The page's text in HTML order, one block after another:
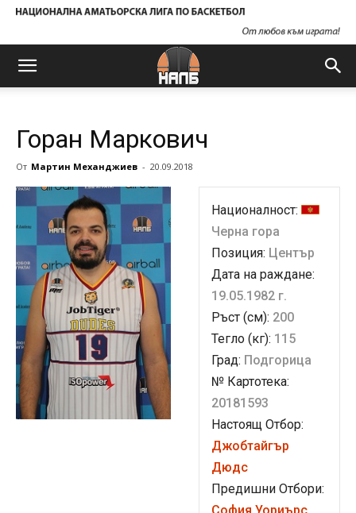
Горан Маркович
От Мартин Механджиев - 20.09.2018
Националност:
Черна гора
Позиция: Център
Дата на раждане:
19.05.1982 г.
Ръст (см): 200
Тегло (кг): 115
Град: Подгорица
№ Картотека:
20181593
Настоящ Отбор:
Джобтайгър
Дюдс
Предишни Отбори: